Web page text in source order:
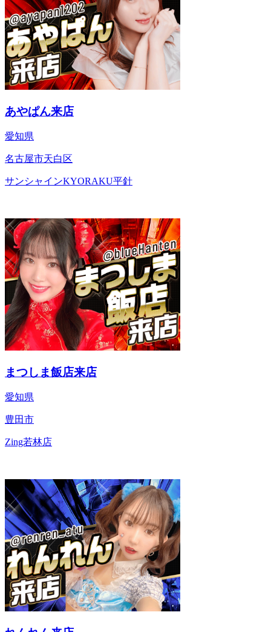
あやぱん来店
愛知県
名古屋市天白区
サンシャインKYORAKU平針
まつしま飯店来店
愛知県
豊田市
Zing若林店